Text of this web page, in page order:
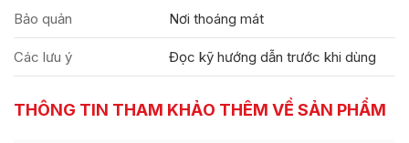
Bảo quản Nơi thoáng mát
Các lưu ý Đọc kỹ hướng dẫn trước khi dùng
THÔNG TIN THAM KHẢO THÊM VỀ SẢN PHẨM